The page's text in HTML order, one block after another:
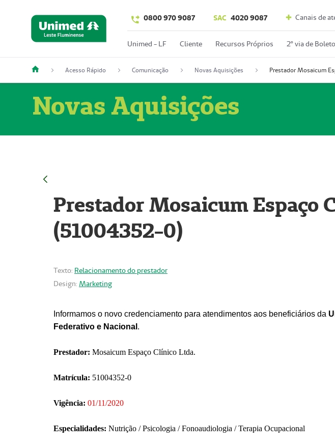
0800 970 9087 SAC 4020 9087 Canais de
Unimed - LF Cliente Recursos Próprios 2º via de Boleto
Acesso Rápido Comunicação Novas Aquisições
Novas Aquisições
Prestador Mosaicum Espaço
(51004352-0)
Texto: Relacionamento do prestador
Design: Marketing
Informamos o novo credenciamento para atendimentos aos beneficiários da
Federativo e Nacional .
Prestador: Mosaicum Espaço Clínico Ltda.
Matrícula: 51004352-0
Vigência: 01/11/2020
Especialidades: Nutrição / Psicologia / Fonoaudiologia / Terapia Ocupacional